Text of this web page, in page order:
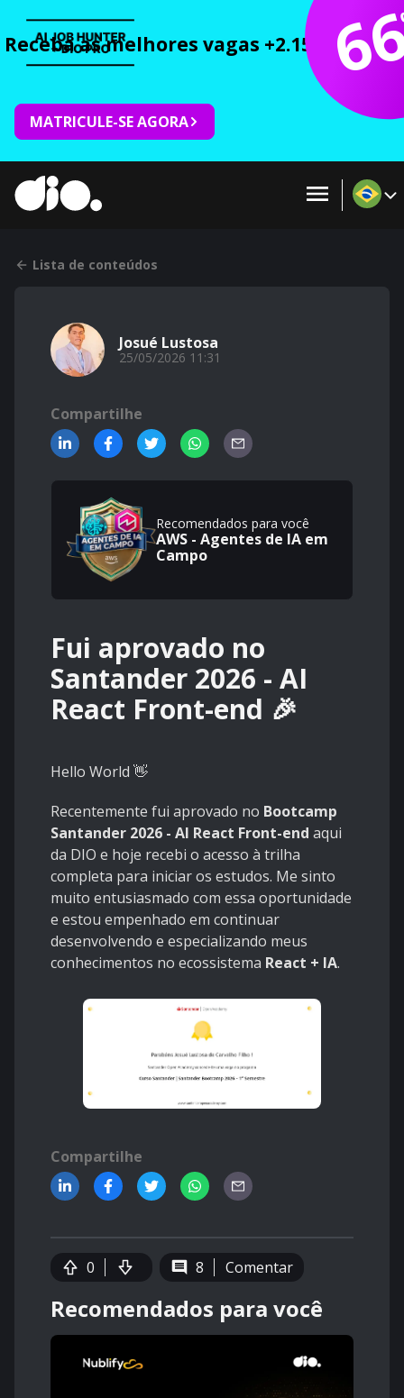
Receba as melhores vagas +2.150 cursos
MATRICULE-SE AGORA
Lista de conteúdos
Josué Lustosa
25/05/2026 11:31
Compartilhe
Recomendados para você
AWS - Agentes de IA em
Campo
Fui aprovado no
Santander 2026 - AI
React Front-end 🎉
Hello World 👋
Recentemente fui aprovado no Bootcamp
Santander 2026 - AI React Front-end aqui
da DIO e hoje recebi o acesso à trilha
completa para iniciar os estudos. Me sinto
muito entusiasmado com essa oportunidade
e estou empenhado em continuar
desenvolvendo e especializando meus
conhecimentos no ecossistema React + IA.
Compartilhe
0 8 Comentar
Recomendados para você